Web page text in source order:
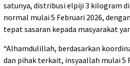
satunya, distribusi elpiji 3 kilogram
normal mulai 5 Februari 2026,
tepat sasaran kepada masyarakat
“Alhamdulillah, berdasarkan
dan pihak terkait, insyaallah mulai 5